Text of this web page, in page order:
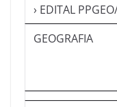
› EDITAL
GEOGRAFIA